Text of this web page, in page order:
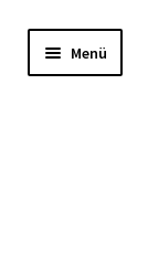
Menü